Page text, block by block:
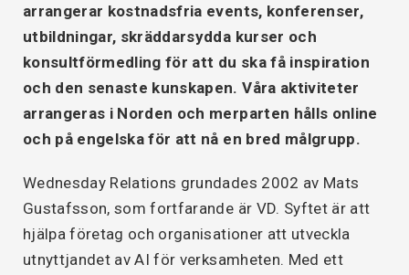
arrangerar kostnadsfria events, konferenser,
utbildningar, skräddarsydda kurser och
konsultförmedling för att du ska få inspiration
och den senaste kunskapen. Våra aktiviteter
arrangeras i Norden och merparten hålls online
och på engelska för att nå en bred målgrupp.
Wednesday Relations grundades 2002 av Mats
Gustafsson, som fortfarande är VD. Syftet är att
hjälpa företag och organisationer att utveckla
utnyttjandet av AI för verksamheten. Med ett